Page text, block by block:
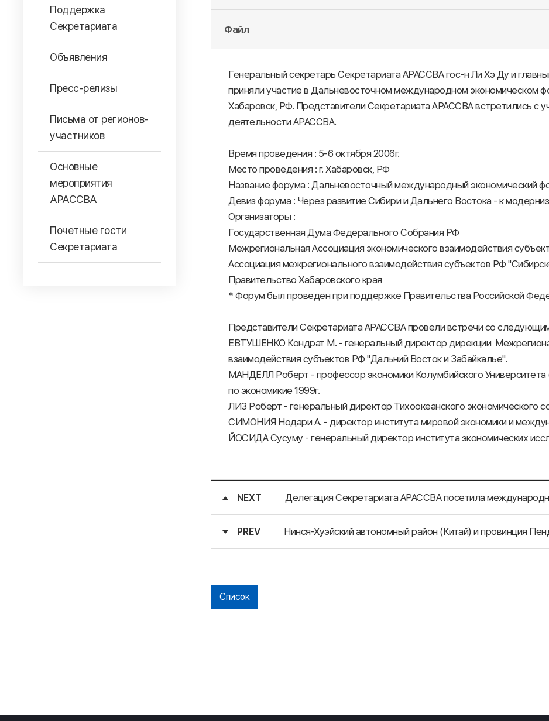
Поддержка
Секретариата
Объявления
Пресс-релизы
Письма от регионов-
участников
Основные
мероприятия
АРАССВА
Почетные гости
Секретариата
Файл
Генеральный секретарь Секретариата АРАССВА гос-н Ли Хэ Ду и
приняли участие в Дальневосточном международном экономическом
Хабаровск, РФ. Представители Секретариата АРАССВА встретились с
деятельности АРАССВА.
Время проведения : 5-6 октября 2006г.
Место проведения : г. Хабаровск, РФ
Название форума : Дальневосточный международный экономический
Девиз форума : Через развитие Сибири и Дальнего Востока - к
Организаторы :
Государственная Дума Федерального Собрания РФ
Межрегиональная Ассоциация экономического взаимодействия
Ассоциация межрегионального взаимодействия субъектов РФ
Правительство Хабаровского края
* Форум был проведен при поддержке Правительства Российской
Представители Секретариата АРАССВА провели встречи со
ЕВТУШЕНКО Кондрат М. - генеральный директор дирекции
взаимодействия субъектов РФ "Дальний Восток и Забайкалье".
МАНДЕЛЛ Роберт - профессор экономики Колумбийского
по экономикие 1999г.
ЛИЗ Роберт - генеральный директор Тихоокеанского экономического
СИМОНИЯ Нодари А. - директор института мировой экономики и
ЙОСИДА Сусуму - генеральный директор института экономических
NEXT Делегация Секретариата АРАССВА посетила
PREV
Список